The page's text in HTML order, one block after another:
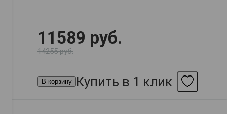
11589 руб.
14255 руб.
В корзину Купить в 1 клик